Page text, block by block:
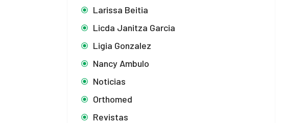
Larissa Beitia
Licda Janitza Garcia
Ligia Gonzalez
Nancy Ambulo
Noticias
Orthomed
Revistas